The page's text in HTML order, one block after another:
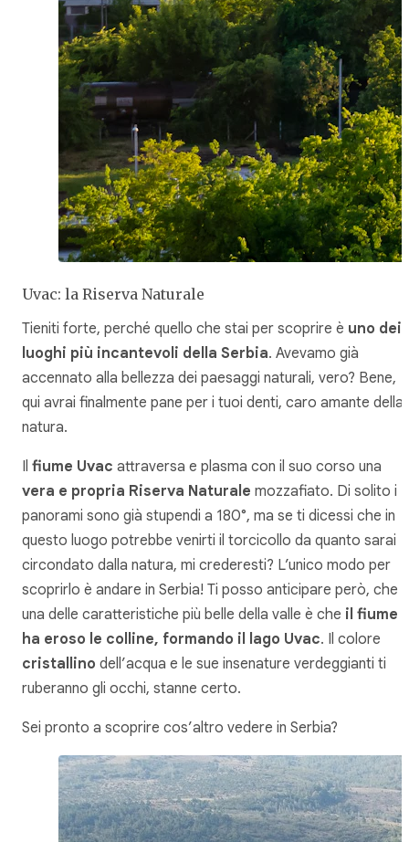
Uvac: la Riserva Naturale
Tieniti forte, perché quello che stai per scoprire è uno dei
luoghi più incantevoli della Serbia. Avevamo già
accennato alla bellezza dei paesaggi naturali, vero? Bene,
qui avrai finalmente pane per i tuoi denti, caro amante della
natura.
Il fiume Uvac attraversa e plasma con il suo corso una
vera e propria Riserva Naturale mozzafiato. Di solito i
panorami sono già stupendi a 180°, ma se ti dicessi che in
questo luogo potrebbe venirti il torcicollo da quanto sarai
circondato dalla natura, mi crederesti? L’unico modo per
scoprirlo è andare in Serbia! Ti posso anticipare però, che
una delle caratteristiche più belle della valle è che il fiume
ha eroso le colline, formando il lago Uvac. Il colore
cristallino dell’acqua e le sue insenature verdeggianti ti
ruberanno gli occhi, stanne certo.
Sei pronto a scoprire cos’altro vedere in Serbia?